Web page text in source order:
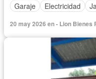
Garaje
Electricidad
20 may 2026 en - Lion Bienes